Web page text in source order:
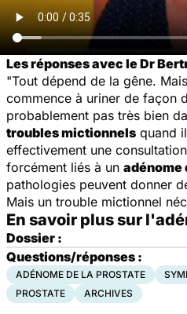
Les réponses avec le Dr
"Tout dépend de la gêne.
commence à uriner de façon
probablement pas très bien
troubles mictionnels quand
effectivement une
forcément liés à un adénome
pathologies peuvent donner
Mais un trouble mictionnel
En savoir plus sur
Dossier :
Questions/réponses :
ADÉNOME DE LA PROSTATE
PROSTATE
ARCHIVES